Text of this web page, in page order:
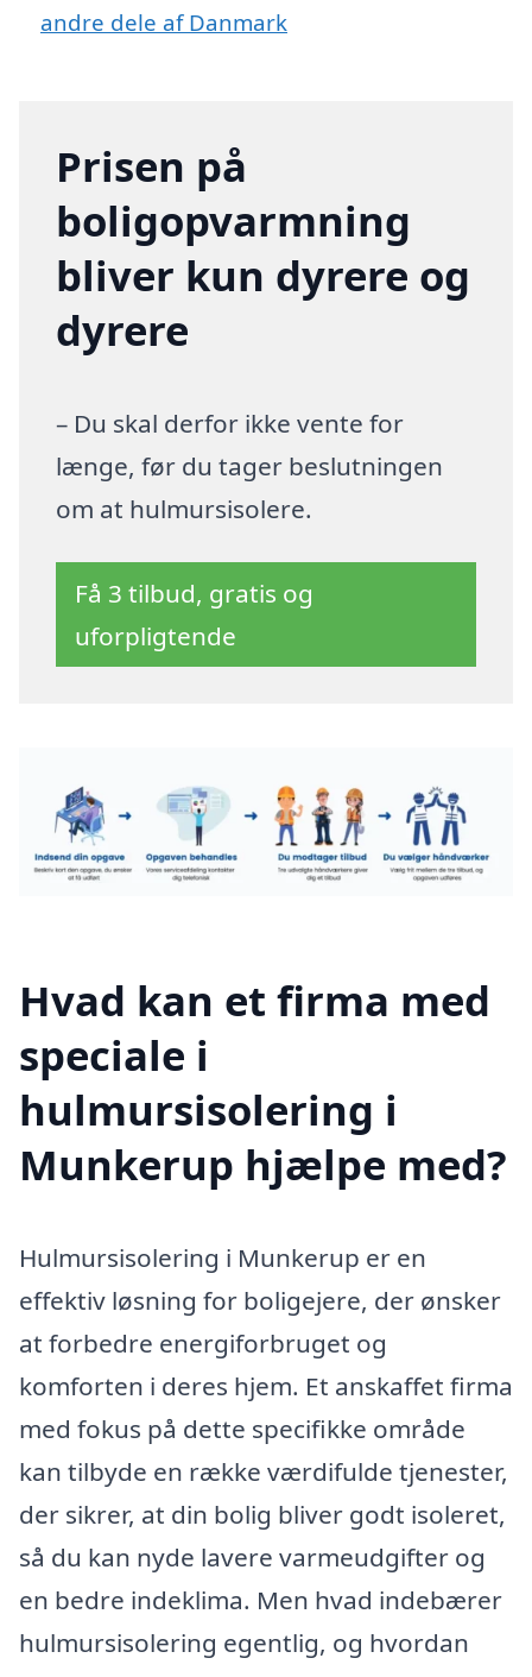
andre dele af Danmark
Prisen på
boligopvarmning
bliver kun dyrere og
dyrere
– Du skal derfor ikke vente for
længe, før du tager beslutningen
om at hulmursisolere.
Få 3 tilbud, gratis og
uforpligtende
Hvad kan et firma med
speciale i
hulmursisolering i
Munkerup hjælpe med?
Hulmursisolering i Munkerup er en
effektiv løsning for boligejere, der ønsker
at forbedre energiforbruget og
komforten i deres hjem. Et anskaffet firma
med fokus på dette specifikke område
kan tilbyde en række værdifulde tjenester,
der sikrer, at din bolig bliver godt isoleret,
så du kan nyde lavere varmeudgifter og
en bedre indeklima. Men hvad indebærer
hulmursisolering egentlig, og hvordan